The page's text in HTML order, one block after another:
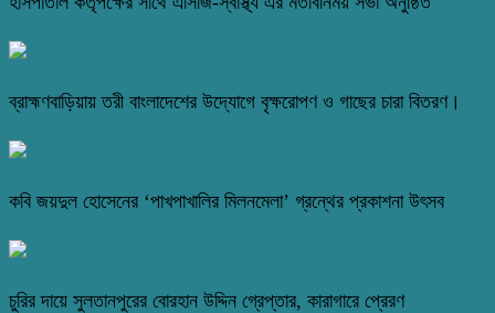
ব্রাহ্মণবাড়িয়ায় তরী বাংলাদেশের উদ্যোগে বৃক্ষরোপণ ও গাছের চারা বিতরণ।
কবি জয়দুল হোসেনের ‘পাখপাখালির মিলনমেলা’ গ্রন্থের প্রকাশনা উৎসব
চুরির দায়ে সুলতানপুরের বোরহান উদ্দিন গ্রেপ্তার, কারাগারে প্রেরণ